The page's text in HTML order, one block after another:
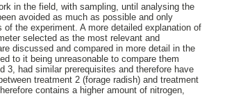
in the field, with sampling, until analysing the
avoided as much as possible and only
the experiment. A more detailed explanation of
selected as the most relevant and
discussed and compared in more detail in the
to it being unreasonable to compare them
3, had similar prerequisites and therefore have
treatment 2 (forage radish) and treatment
contains a higher amount of nitrogen,